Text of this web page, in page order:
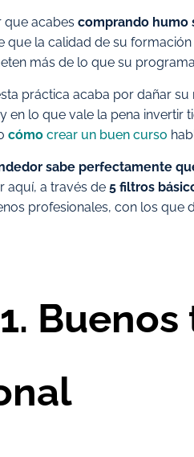
que acabes comprando humo
que la calidad de su
más de lo que su
práctica acaba por dañar
en lo que vale la pena
cómo crear un buen curso
sabe perfectamente
aquí, a través de 5 filtros
profesionales, con los que
1.